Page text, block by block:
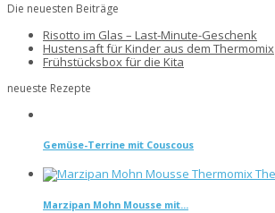
Die neuesten Beiträge
Risotto im Glas – Last-Minute-Geschenk
Hustensaft für Kinder aus dem Thermomix
Frühstücksbox für die Kita
neueste Rezepte
Gemüse-Terrine mit Couscous
Marzipan Mohn Mousse mit...